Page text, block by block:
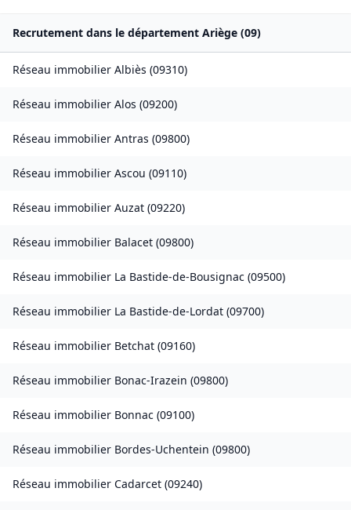
Recrutement dans le département Ariège (09)
Réseau immobilier Albiès (09310)
Réseau immobilier Alos (09200)
Réseau immobilier Antras (09800)
Réseau immobilier Ascou (09110)
Réseau immobilier Auzat (09220)
Réseau immobilier Balacet (09800)
Réseau immobilier La Bastide-de-Bousignac (09500)
Réseau immobilier La Bastide-de-Lordat (09700)
Réseau immobilier Betchat (09160)
Réseau immobilier Bonac-Irazein (09800)
Réseau immobilier Bonnac (09100)
Réseau immobilier Bordes-Uchentein (09800)
Réseau immobilier Cadarcet (09240)